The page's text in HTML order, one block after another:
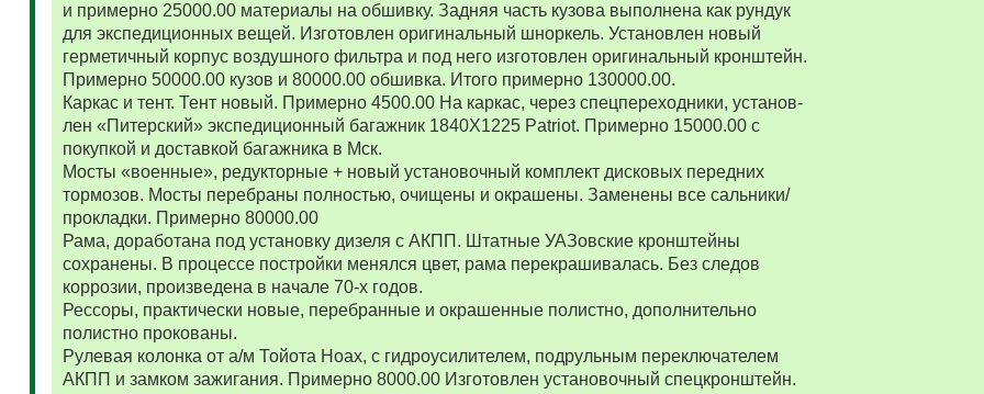
и примерно 25000.00 материалы на обшивку. Задняя часть кузова выполнена как рундук
для экспедиционных вещей. Изготовлен оригинальный шноркель. Установлен новый
герметичный корпус воздушного фильтра и под него изготовлен оригинальный кронштейн.
Примерно 50000.00 кузов и 80000.00 обшивка. Итого примерно 130000.00.
Каркас и тент. Тент новый. Примерно 4500.00 На каркас, через спецпереходники, установ-
лен «Питерский» экспедиционный багажник 1840Х1225 Patriot. Примерно 15000.00 с
покупкой и доставкой багажника в Мск.
Мосты «военные», редукторные + новый установочный комплект дисковых передних
тормозов. Мосты перебраны полностью, очищены и окрашены. Заменены все сальники/
прокладки. Примерно 80000.00
Рама, доработана под установку дизеля с АКПП. Штатные УАЗовские кронштейны
сохранены. В процессе постройки менялся цвет, рама перекрашивалась. Без следов
коррозии, произведена в начале 70-х годов.
Рессоры, практически новые, перебранные и окрашенные полистно, дополнительно
полистно прокованы.
Рулевая колонка от а/м Тойота Ноах, с гидроусилителем, подрульным переключателем
АКПП и замком зажигания. Примерно 8000.00 Изготовлен установочный спецкронштейн.